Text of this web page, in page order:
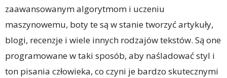
zaawansowanym algorytmom i uczeniu
maszynowemu, boty te są w stanie tworzyć artykuły,
blogi, recenzje i wiele innych rodzajów tekstów. Są one
programowane w taki sposób, aby naśladować styl i
ton pisania człowieka, co czyni je bardzo skutecznymi